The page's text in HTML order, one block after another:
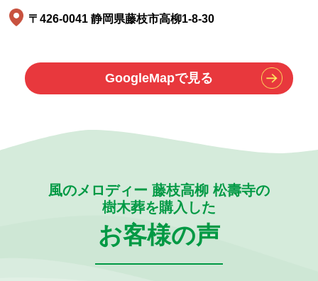
〒426-0041 静岡県藤枝市高柳1-8-30
GoogleMapで見る
風のメロディー 藤枝高柳 松壽寺の
樹木葬を購入した
お客様の声